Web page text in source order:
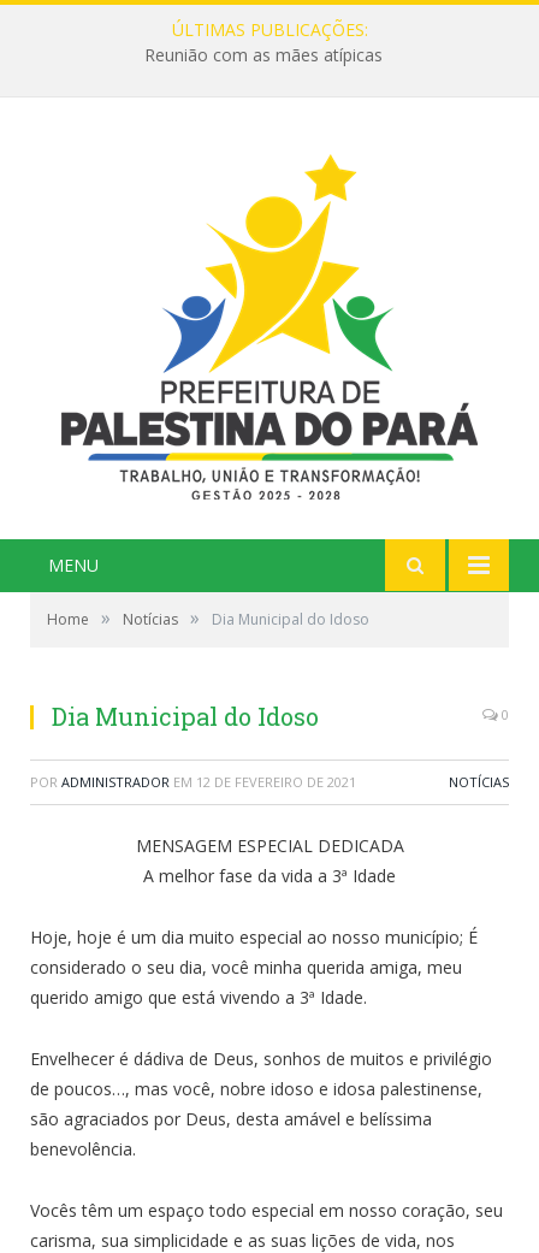
ÚLTIMAS PUBLICAÇÕES:
Reunião com as mães atípicas
MENU
Home » Notícias » Dia Municipal do Idoso
Dia Municipal do Idoso 0
POR ADMINISTRADOR EM 12 DE FEVEREIRO DE 2021 NOTÍCIAS
MENSAGEM ESPECIAL DEDICADA
A melhor fase da vida a 3ª Idade
Hoje, hoje é um dia muito especial ao nosso município; É
considerado o seu dia, você minha querida amiga, meu
querido amigo que está vivendo a 3ª Idade.
Envelhecer é dádiva de Deus, sonhos de muitos e privilégio
de poucos…, mas você, nobre idoso e idosa palestinense,
são agraciados por Deus, desta amável e belíssima
benevolência.
Vocês têm um espaço todo especial em nosso coração, seu
carisma, sua simplicidade e as suas lições de vida, nos